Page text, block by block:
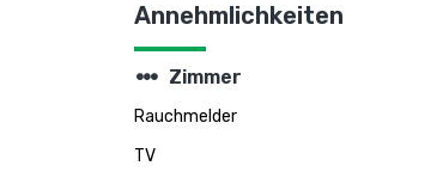
Annehmlichkeiten
steppers Zimmer
Rauchmelder
TV